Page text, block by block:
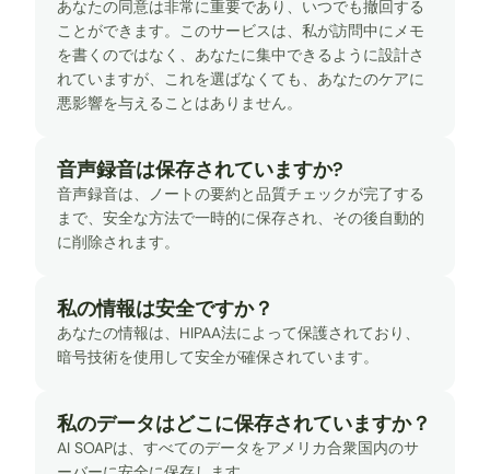
あなたの同意は非常に重要であり、いつでも撤回する
ことができます。このサービスは、私が訪問中にメモ
を書くのではなく、あなたに集中できるように設計さ
れていますが、これを選ばなくても、あなたのケアに
悪影響を与えることはありません。
音声録音は保存されていますか?
音声録音は、ノートの要約と品質チェックが完了する
まで、安全な方法で一時的に保存され、その後自動的
に削除されます。
私の情報は安全ですか？
あなたの情報は、HIPAA法によって保護されており、
暗号技術を使用して安全が確保されています。
私のデータはどこに保存されていますか？
AI SOAPは、すべてのデータをアメリカ合衆国内のサ